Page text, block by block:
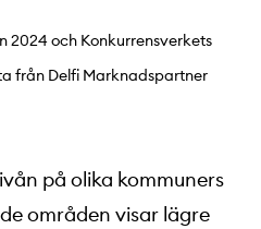
2024 och Konkurrensverkets
från Delfi Marknadspartner
på olika kommuners
områden visar lägre